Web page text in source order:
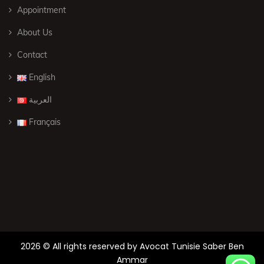
Appointment
About Us
Contact
English
العربية
Français
2026 © All rights reserved by Avocat Tunisie Saber Ben
Ammar